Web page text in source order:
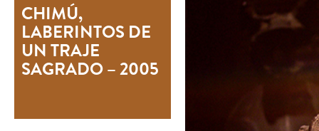
CHIMÚ,
LABERINTOS DE
UN TRAJE
SAGRADO – 2005